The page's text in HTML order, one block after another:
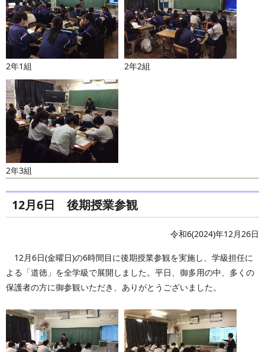
2年1組 2年2組
2年3組
12月6日 後期授業参観
令和6(2024)年12月26日
12月6日(金曜日)の6時間目に後期授業参観を実施し、学級担任に
よる「道徳」を全学級で展開しました。平日、御多用の中、多くの
保護者の方に御参観いただき、ありがとうございました。